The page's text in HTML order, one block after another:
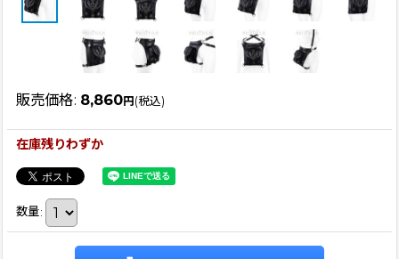
販売価格: 8,860円 (税込)
在庫残りわずか
数量: